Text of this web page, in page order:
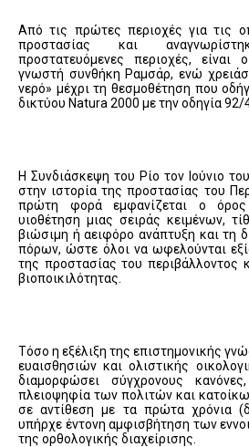
Από τις πρώτες περιοχές για τις
προστασίας και
προστατευόμενες περιοχές, είναι
γνωστή συνθήκη Ραμσάρ, ενώ
νερό» μέχρι τη θεσμοθέτηση που
δικτύου Natura 2000 με την οδηγία 92/
Η Συνδιάσκεψη του Ρίο τον Ιούνιο
στην ιστορία της προστασίας του
πρώτη φορά εμφανίζεται ο
υιοθέτηση μιας σειράς κειμένων,
βιώσιμη ή αειφόρο ανάπτυξη και τη
πόρων, ώστε όλοι να ωφελούνται
της προστασίας του περιβάλλοντος
βιοποικιλότητας.
Τόσο η εξέλιξη της επιστημονικής
ευαισθησιών και ολιστικής
διαμορφώσει σύγχρονους
πλειοψηφία των πολιτών και
σε αντίθεση με τα πρώτα χρόνια
υπήρχε έντονη αμφισβήτηση των
της ορθολογικής διαχείρισης.